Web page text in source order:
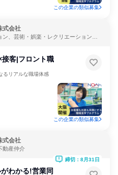
この企業の類似募集
式会社
、芸術・娯楽・レクリエーション、
接客|フロント職
るリアルな職場体感
この企業の類似募集
式会社
動産仲介
わかる!営業同
締切：8月31日